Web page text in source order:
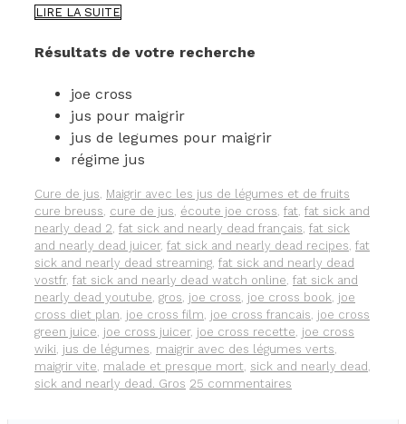
LIRE LA SUITEJOE
COMMENT
AVEC
LES
DE
LÉGUMES
LA
CURE
DE
JUS
DE
60
JOURS
Résultats de votre recherche
joe cross
jus pour maigrir
jus de legumes pour maigrir
régime jus
Catégories
Cure de jus Maigrir avec les jus de légumes et de fruits
cure breuss cure de jus écoute joe cross fat fat sick and
nearly dead 2 fat sick and nearly dead français fat sick
and nearly dead juicer, fat sick and nearly dead recipes fat
sick and nearly dead streaming fat sick and nearly dead
vostfr, fat sick and nearly dead watch online fat sick and
nearly dead youtube gros joe cross joe cross book joe
cross diet plan joe cross film joe cross francais joe cross
green juice joe cross juicer, joe cross recette joe cross
wiki jus de légumes maigrir avec des légumes verts
maigrir vite malade et presque mort sick and nearly dead
sick and nearly dead. Gros 25 commentaires